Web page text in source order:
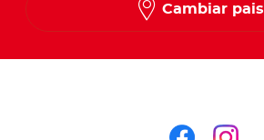
Cambiar pais